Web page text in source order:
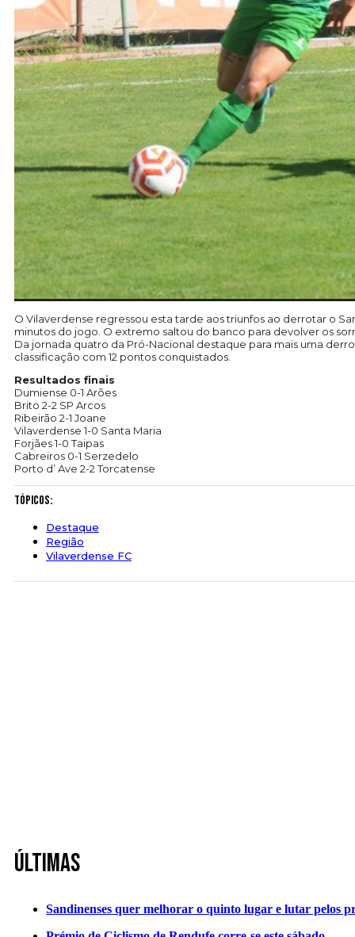
O Vilaverdense regressou esta tarde aos triunfos ao derrotar o
minutos do jogo. O extremo saltou do banco para devolver os
Da jornada quatro da Pró-Nacional destaque para mais uma
classificação com 12 pontos conquistados.
Resultados finais
Dumiense 0-1 Arões
Brito 2-2 SP Arcos
Ribeirão 2-1 Joane
Vilaverdense 1-0 Santa Maria
Forjães 1-0 Taipas
Cabreiros 0-1 Serzedelo
Porto d’ Ave 2-2 Torcatense
Tópicos:
Destaque
Região
Vilaverdense FC
Últimas
Sandinenses quer melhorar o quinto lugar e lutar pelos